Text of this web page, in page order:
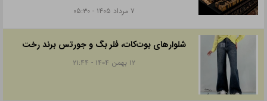
۷ مرداد ۱۴۰۵ - ۰۵:۳۰
شلوارهای بوت‌کات، فلر بگ و جورتس برند رخت
۱۲ بهمن ۱۴۰۴ - ۲۱:۴۴